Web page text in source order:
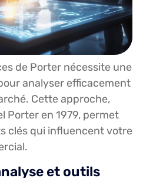
de Porter nécessite une
analyser efficacement
Cette approche,
Porter en 1979, permet
clés qui influencent votre
et outils